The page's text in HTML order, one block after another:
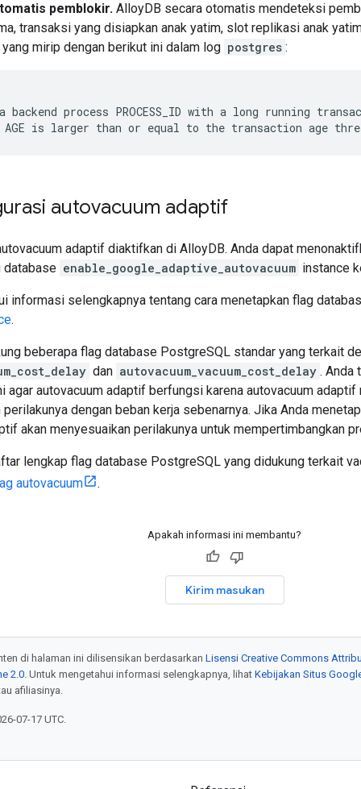
pemblokir. AlloyDB secara otomatis mendeteksi
transaksi yang disiapkan anak yatim, slot replikasi anak
mirip dengan berikut ini dalam log postgres :
backend process PROCESS_ID with a long running
autovacuum adaptif
adaptif diaktifkan di AlloyDB. Anda dapat
database enable_google_adaptive_autovacuum instance
informasi selengkapnya tentang cara menetapkan flag
.
beberapa flag database PostgreSQL standar yang terkait
dan autovacuum_vacuum_cost_delay . Anda
agar autovacuum adaptif berfungsi karena autovacuum adaptif
dengan beban kerja sebenarnya. Jika Anda
akan menyesuaikan perilakunya untuk mempertimbangkan
lengkap flag database PostgreSQL yang didukung terkait
autovacuum
.
Apakah informasi ini membantu?
Kirim masukan
di halaman ini dilisensikan berdasarkan Lisensi Creative Commons
2.0. Untuk mengetahui informasi selengkapnya, lihat Kebijakan Situs
afiliasinya.
07-17 UTC.